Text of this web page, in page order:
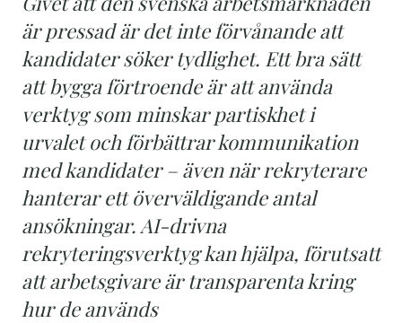
är pressad är det inte förvånande att
kandidater söker tydlighet. Ett bra sätt
att bygga förtroende är att använda
verktyg som minskar partiskhet i
urvalet och förbättrar kommunikation
med kandidater – även när rekryterare
hanterar ett överväldigande antal
ansökningar. AI-drivna
rekryteringsverktyg kan hjälpa, förutsatt
att arbetsgivare är transparenta kring
hur de används